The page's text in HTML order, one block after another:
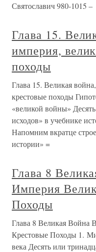
Святославич 980-1015 –
Глава 15.
империя,
походы
Глава 15. Великая
крестовые походы
«великой войны»
исходов» в учебнике
Напомним вкратце
истории» =
Глава 8
Империя
Походы
Глава 8 Великая Война
Крестовые Походы 1.
века Десять или